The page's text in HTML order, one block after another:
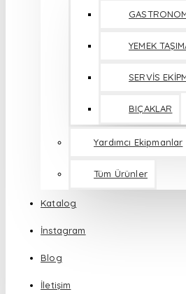
YEMEK
SERVİS
BIÇAKLAR
Yardımcı Ekipmanlar
Tüm Ürünler
Katalog
İnstagram
Blog
İletişim